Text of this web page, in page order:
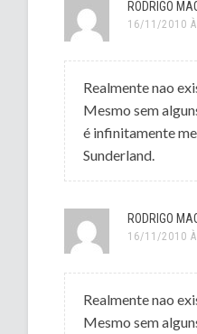
RODRIGO
16/11/2010
Realmente nao
Mesmo sem
é infinitamente
Sunderland.
RODRIGO
16/11/2010
Realmente nao
Mesmo sem